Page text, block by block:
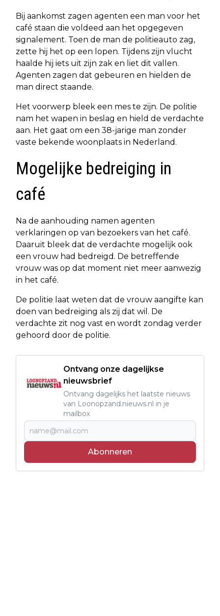
Bij aankomst zagen agenten een man voor het
café staan die voldeed aan het opgegeven
signalement. Toen de man de politieauto zag,
zette hij het op een lopen. Tijdens zijn vlucht
haalde hij iets uit zijn zak en liet dit vallen.
Agenten zagen dat gebeuren en hielden de
man direct staande.
Het voorwerp bleek een mes te zijn. De politie
nam het wapen in beslag en hield de verdachte
aan. Het gaat om een 38-jarige man zonder
vaste bekende woonplaats in Nederland.
Mogelijke bedreiging in
café
Na de aanhouding namen agenten
verklaringen op van bezoekers van het café.
Daaruit bleek dat de verdachte mogelijk ook
een vrouw had bedreigd. De betreffende
vrouw was op dat moment niet meer aanwezig
in het café.
De politie laat weten dat de vrouw aangifte kan
doen van bedreiging als zij dat wil. De
verdachte zit nog vast en wordt zondag verder
gehoord door de politie.
Ontvang onze dagelijkse
nieuwsbrief
Ontvang dagelijks het laatste nieuws
van Loonopzand.nieuws.nl in je
mailbox
Abonneren